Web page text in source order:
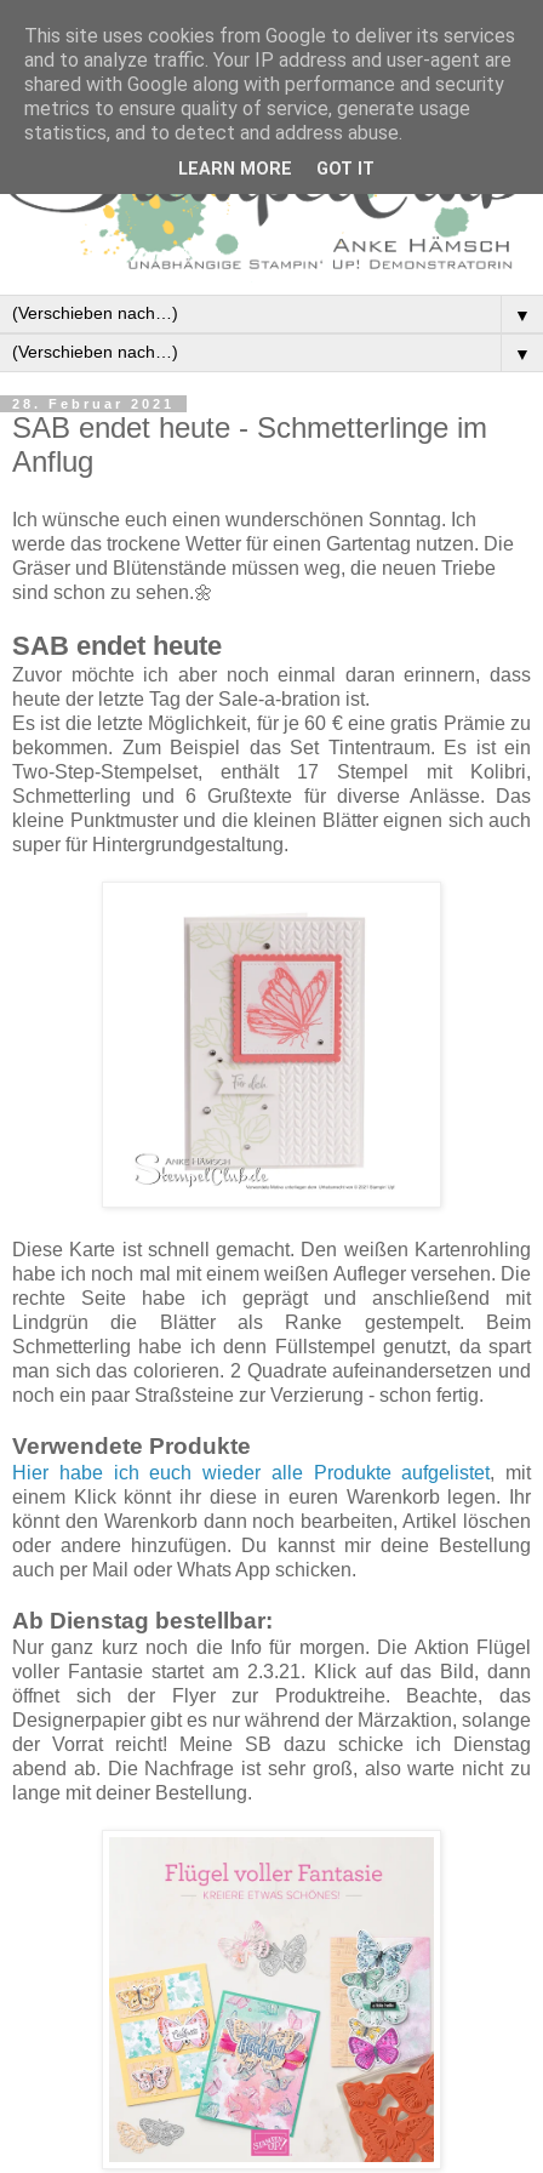
▼
▼
28. Februar 2021
SAB endet heute - Schmetterlinge im
Anflug
Ich wünsche euch einen wunderschönen Sonntag. Ich
werde das trockene Wetter für einen Gartentag nutzen. Die
Gräser und Blütenstände müssen weg, die neuen Triebe
sind schon zu sehen.🌼
SAB endet heute
Zuvor möchte ich aber noch einmal daran erinnern, dass
heute der letzte Tag der Sale-a-bration ist.
Es ist die letzte Möglichkeit, für je 60 € eine gratis Prämie zu
bekommen. Zum Beispiel das Set Tintentraum. Es ist ein
Two-Step-Stempelset, enthält 17 Stempel mit Kolibri,
Schmetterling und 6 Grußtexte für diverse Anlässe. Das
kleine Punktmuster und die kleinen Blätter eignen sich auch
super für Hintergrundgestaltung.
Diese Karte ist schnell gemacht. Den weißen Kartenrohling
habe ich noch mal mit einem weißen Aufleger versehen. Die
rechte Seite habe ich geprägt und anschließend mit
Lindgrün die Blätter als Ranke gestempelt. Beim
Schmetterling habe ich denn Füllstempel genutzt, da spart
man sich das colorieren. 2 Quadrate aufeinandersetzen und
noch ein paar Straßsteine zur Verzierung - schon fertig.
Verwendete Produkte
Hier habe ich euch wieder alle Produkte aufgelistet, mit
einem Klick könnt ihr diese in euren Warenkorb legen. Ihr
könnt den Warenkorb dann noch bearbeiten, Artikel löschen
oder andere hinzufügen. Du kannst mir deine Bestellung
auch per Mail oder Whats App schicken.
Ab Dienstag bestellbar:
Nur ganz kurz noch die Info für morgen. Die Aktion Flügel
voller Fantasie startet am 2.3.21. Klick auf das Bild, dann
öffnet sich der Flyer zur Produktreihe. Beachte, das
Designerpapier gibt es nur während der Märzaktion, solange
der Vorrat reicht! Meine SB dazu schicke ich Dienstag
abend ab. Die Nachfrage ist sehr groß, also warte nicht zu
lange mit deiner Bestellung.
This site uses cookies from Google to deliver its services
and to analyze traffic. Your IP address and user-agent are
shared with Google along with performance and security
metrics to ensure quality of service, generate usage
statistics, and to detect and address abuse.
LEARN MORE GOT IT